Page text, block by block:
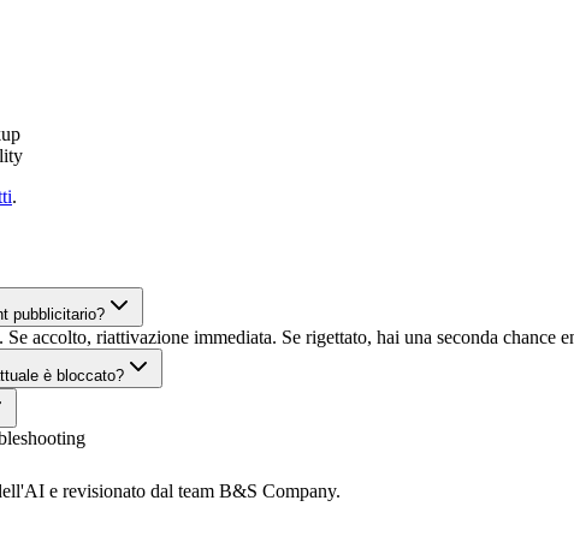
.
pubblicitario?
accolto, riattivazione immediata. Se rigettato, hai una seconda chance
è bloccato?
e revisionato dal team B&S Company.